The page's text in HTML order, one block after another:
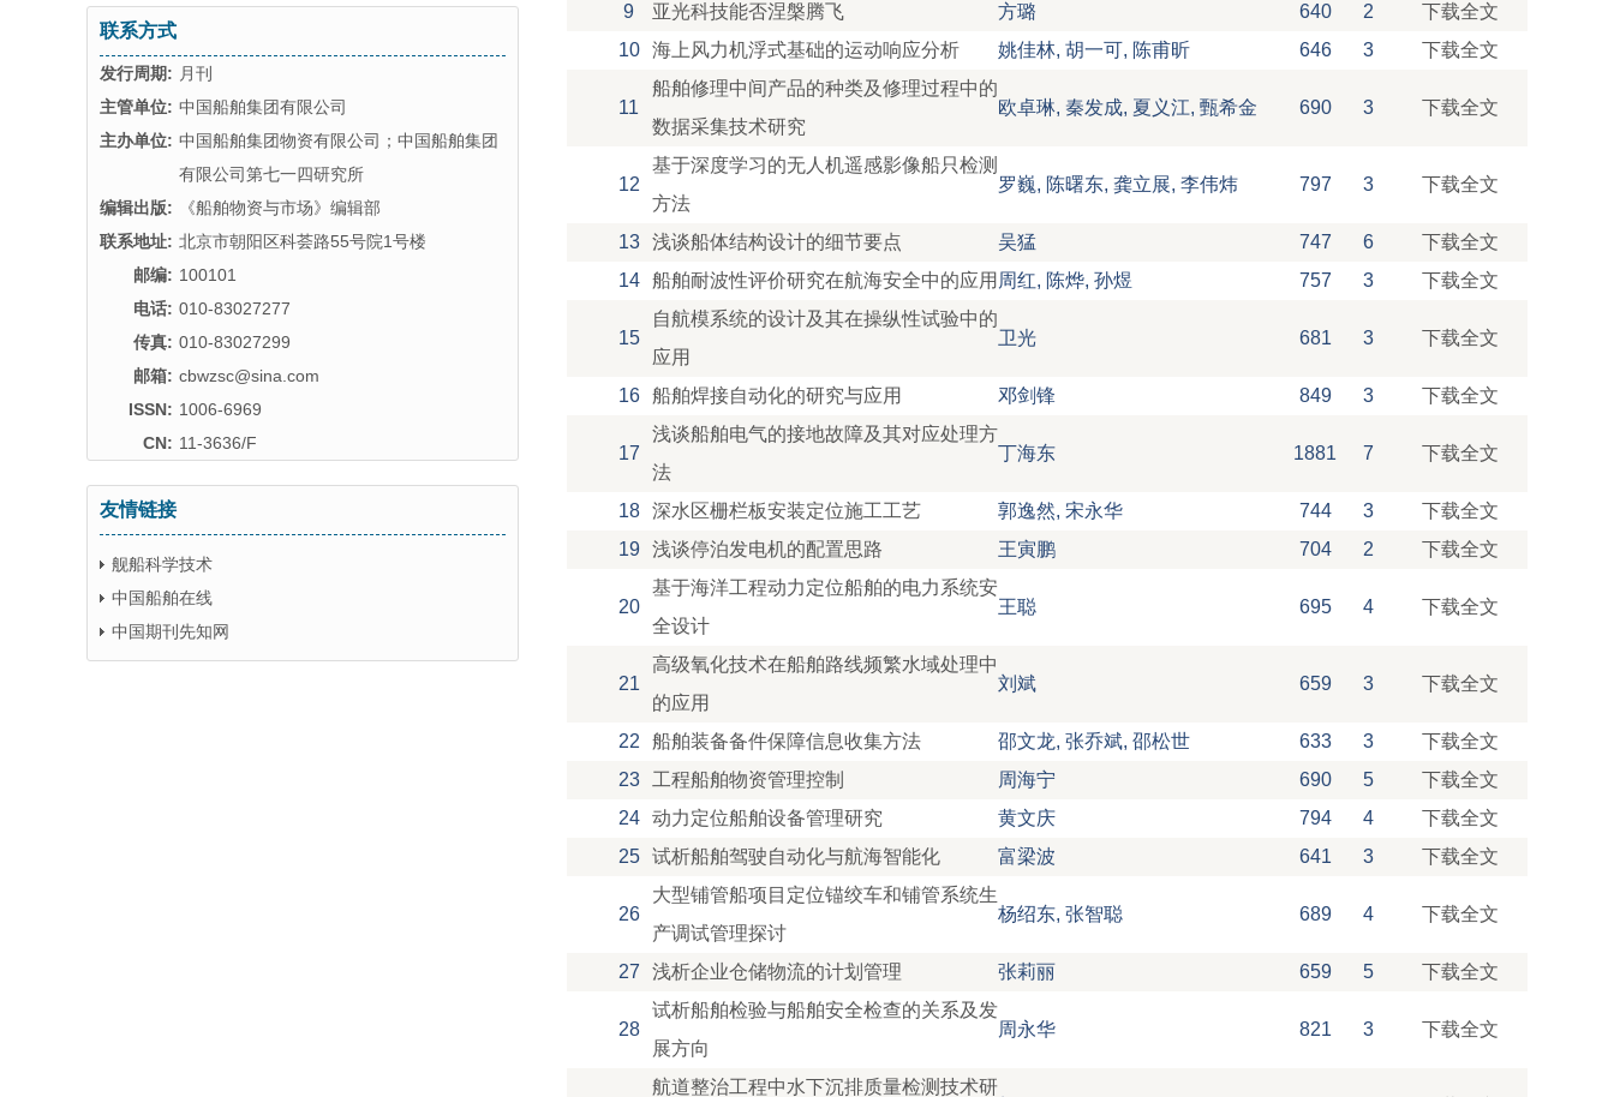
联系方式
发行周期: 月刊
主管单位: 中国船舶集团有限公司
主办单位: 中国船舶集团物资有限公司；中国船舶集团
有限公司第七一四研究所
编辑出版:
《船舶物资与市场》编辑部
联系地址: 北京市朝阳区科荟路55号院1号楼
邮编: 100101
电话: 010-83027277
传真: 010-83027299
邮箱: cbwzsc@sina.com
ISSN: 1006-6969
CN: 11-3636/F
友情链接
舰船科学技术
中国船舶在线
中国期刊先知网
9
亚光科技能否涅槃腾飞 方璐 640 2
下载全文
10
海上风力机浮式基础的运动响应分析 姚佳林, 胡一可, 陈甫昕 646 3 下载全文
11
船舶修理中间产品的种类及修理过程中的
数据采集技术研究
欧卓琳, 秦发成, 夏义江, 甄希金 690 3 下载全文
12
基于深度学习的无人机遥感影像船只检测
方法
罗巍, 陈曙东, 龚立展, 李伟炜 797 3 下载全文
13 浅谈船体结构设计的细节要点 吴猛 747 6
下载全文
14
船舶耐波性评价研究在航海安全中的应用 周红, 陈烨, 孙煜 757 3 下载全文
15
自航模系统的设计及其在操纵性试验中的
应用
卫光 681 3 下载全文
16 船舶焊接自动化的研究与应用 邓剑锋 849 3 下载全文
17
浅谈船舶电气的接地故障及其对应处理方
法
丁海东 1881 7 下载全文
18 深水区栅栏板安装定位施工工艺 郭逸然, 宋永华 744 3
下载全文
19
浅谈停泊发电机的配置思路 王寅鹏 704 2 下载全文
20
基于海洋工程动力定位船舶的电力系统安
全设计
王聪 695 4 下载全文
21
高级氧化技术在船舶路线频繁水域处理中
的应用
刘斌 659 3 下载全文
22 船舶装备备件保障信息收集方法 邵文龙, 张乔斌, 邵松世 633 3
下载全文
23
工程船舶物资管理控制 周海宁 690 5
下载全文
24
动力定位船舶设备管理研究 黄文庆 794 4
下载全文
25
试析船舶驾驶自动化与航海智能化 富梁波 641 3 下载全文
26
大型铺管船项目定位锚绞车和铺管系统生
产调试管理探讨
杨绍东, 张智聪 689 4 下载全文
27 浅析企业仓储物流的计划管理 张莉丽 659 5 下载全文
28
试析船舶检验与船舶安全检查的关系及发
展方向
周永华 821 3 下载全文
航道整治工程中水下沉排质量检测技术研